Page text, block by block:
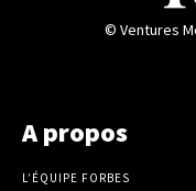
© Ventures
A propos
L’ÉQUIPE FORBES